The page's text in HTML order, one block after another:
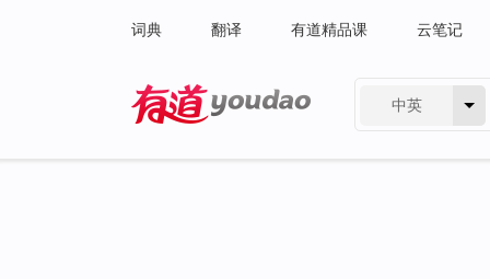
词典 翻译 有道精品课 云笔记
中英